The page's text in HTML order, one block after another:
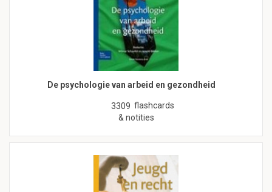
De psychologie van arbeid en gezondheid
3309 flashcards
& notities